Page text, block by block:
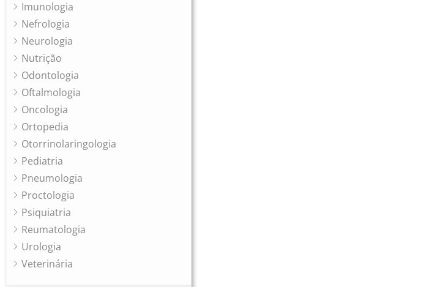
Imunologia
Nefrologia
Neurologia
Nutrição
Odontologia
Oftalmologia
Oncologia
Ortopedia
Otorrinolaringologia
Pediatria
Pneumologia
Proctologia
Psiquiatria
Reumatologia
Urologia
Veterinária